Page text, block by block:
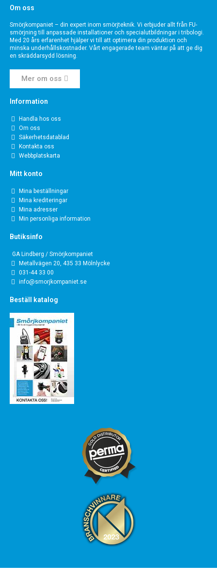
Om oss
Smörjkompaniet – din expert inom smörjteknik. Vi erbjuder allt från FU-
smörjning till anpassade installationer och specialutbildningar i tribologi.
Med 20 års erfarenhet hjälper vi till att optimera din produktion och
minska underhållskostnader. Vårt engagerade team väntar på att ge dig
en skräddarsydd lösning.
Mer om oss
Information
Handla hos oss
Om oss
Säkerhetsdatablad
Kontakta oss
Webbplatskarta
Mitt konto
Mina beställningar
Mina krediteringar
Mina adresser
Min personliga information
Butiksinfo
GA Lindberg / Smörjkompaniet
Metallvägen 20, 435 33 Mölnlycke
031-44 33 00
info@smorjkompaniet.se
Beställ katalog